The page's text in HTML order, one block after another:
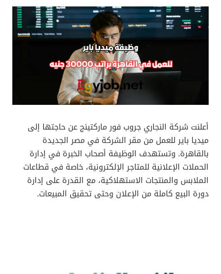
أعلنت شركة النجاري جروب فور ماركتينج عن حاجتها إلى
ميديا باير للعمل من مقر الشركة في مصر الجديدة
بالقاهرة. وتستهدف الوظيفة أصحاب الخبرة في إدارة
الحملات الإعلانية للمتاجر الإلكترونية، خاصة في قطاعات
الملابس والمنتجات الاستهلاكية، مع القدرة على إدارة
دورة البيع كاملة من الإعلان وحتى تحقيق المبيعات.